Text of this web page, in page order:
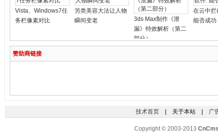
Vista、Windows7任
务栏像素对比
另类美容大法让人物
瞬间变老
3ds Max制作《泄
漏》特效解析（第二
部分）
在云中拦
能否成功
赞助商链接
技术首页| 关于本站 | 广
Copyright © 2003-2013